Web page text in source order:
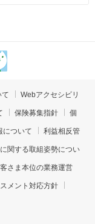
Webアクセシビリ
保険募集指針 個
について 利益相反管
関する取組姿勢につい
さま本位の業務運営
メント対応方針